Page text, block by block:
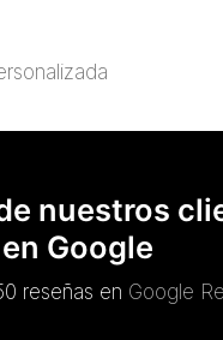
nuestros
en Google
reseñas en Google